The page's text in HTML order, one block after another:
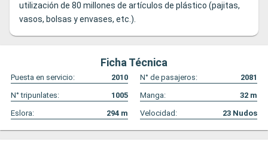
utilización de 80 millones de artículos de plástico (pajitas,
vasos, bolsas y envases, etc.).
Ficha Técnica
Puesta en servicio: 2010 N° de pasajeros:
2081
N° tripunlates:
1005 Manga: 32 m
Eslora:
294 m Velocidad: 23 Nudos